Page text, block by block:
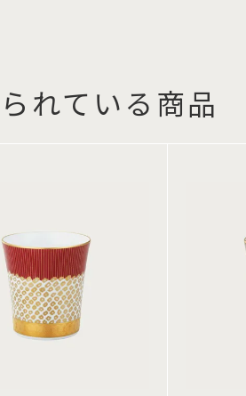
れている商品